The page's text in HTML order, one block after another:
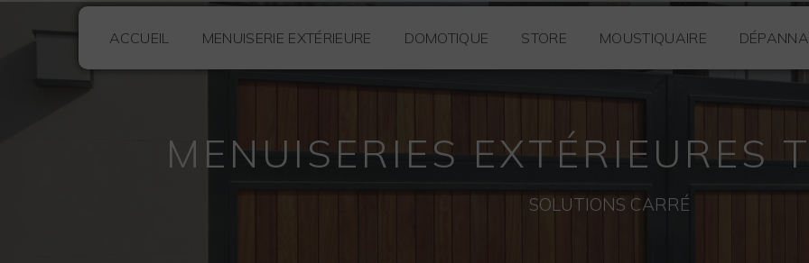
ACCUEIL MENUISERIE EXTÉRIEURE DOMOTIQUE STORE MOUSTIQUAIRE
MENUISERIES EXTÉRIEURES
SOLUTIONS CARRÉ
Panneau de gestion des cookies